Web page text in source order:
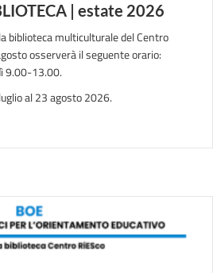
| estate 2026
biblioteca multiculturale del Centro
osserverà il seguente orario:
9.00-13.00.
al 23 agosto 2026.